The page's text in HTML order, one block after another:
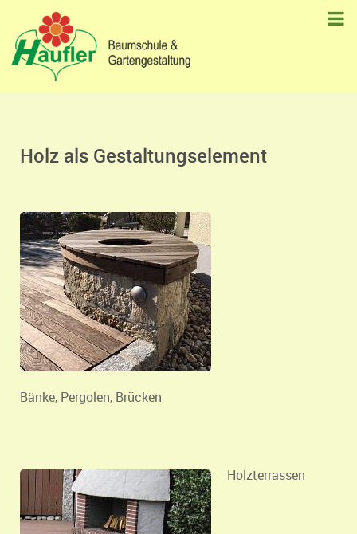
Holz als Gestaltungselement
Bänke, Pergolen, Brücken
Holzterrassen